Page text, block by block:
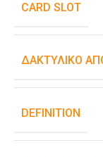
CARD SLOT
ΔΑΚΤΥΛΙΚΌ
DEFINITION